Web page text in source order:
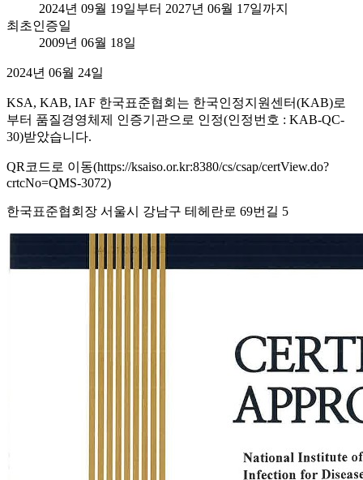
2024년 09월 19일부터 2027년 06월 17일까지
최초인증일
2009년 06월 18일
2024년 06월 24일
KSA, KAB, IAF 한국표준협회는 한국인정지원센터(KAB)로
부터 품질경영체제 인증기관으로 인정(인정번호 : KAB-QC-
30)받았습니다.
QR코드로 이동(https://ksaiso.or.kr:8380/cs/csap/certView.do?
crtcNo=QMS-3072)
한국표준협회장 서울시 강남구 테헤란로 69번길 5